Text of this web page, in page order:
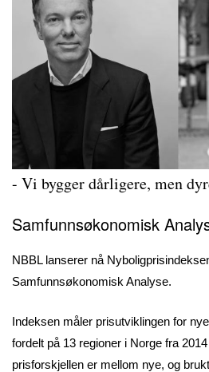
- Vi bygger dårligere, men
Samfunnsøkonomisk
NBBL lanserer nå
Samfunnsøkonomisk Analyse.
Indeksen måler prisutviklingen for
fordelt på 13 regioner i Norge fra
prisforskjellen er mellom nye, og